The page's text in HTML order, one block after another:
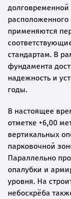
долговременной
расположенного
применяются
стандартам. В
фундамента
надежность и
годы.
В настоящее
отметке +6,00
вертикальных
парковочной
Параллельно
опалубки и
уровня. На
небоскрёба